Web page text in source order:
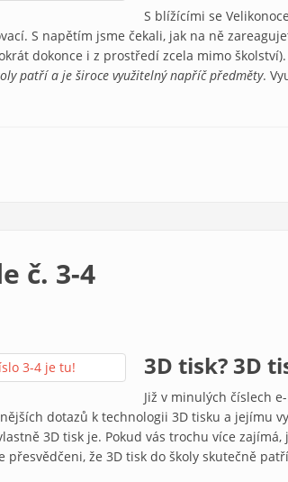
S blížícími se
S napětím jsme čekali, jak na ně
dokonce i z prostředí zcela mimo
patří a je široce využitelný napříč předměty.
č. 3-4
3D tisk? 3D
Již v minulých číslech
dotazů k technologii 3D tisku a jejímu
3D tisk je. Pokud vás trochu více
přesvědčeni, že 3D tisk do školy skutečně